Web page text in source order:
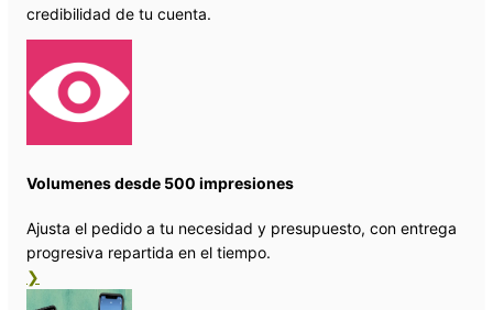
credibilidad de tu cuenta.
Volumenes desde 500 impresiones
Ajusta el pedido a tu necesidad y presupuesto, con entrega
progresiva repartida en el tiempo.
❯